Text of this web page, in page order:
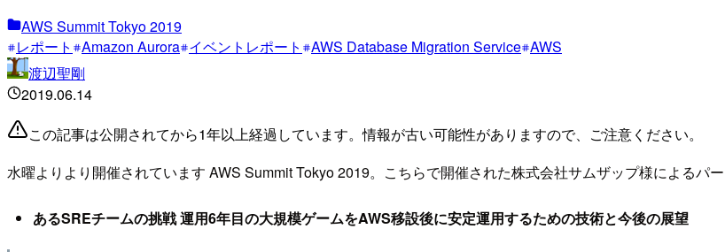
AWS Summit Tokyo 2019
レポート
Amazon Aurora イベントレポート AWS Database Migration Service AWS
渡辺聖剛
2019.06.14
この記事は公開されてから1年以上経過しています。情報が古い可能性がありますので、ご注意ください。
水曜よりより開催されています AWS Summit Tokyo 2019。こちらで開催された株式会社サムザップ様によるパ
あるSREチームの挑戦 運用6年目の大規模ゲームをAWS移設後に安定運用するための技術と今後の展望